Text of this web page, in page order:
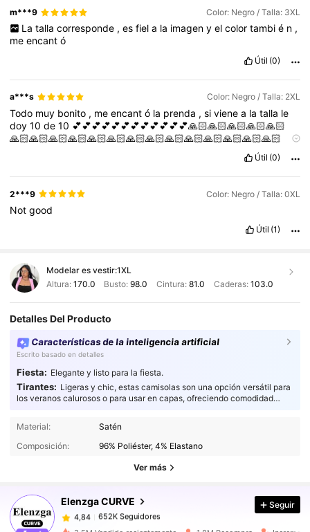
m***9 Color: Negro / Talla: 3XL
La talla corresponde , es fiel a la imagen y el color tambi é n ,
meencantó
Útil (0)
a***s Color: Negro / Talla: 2XL
Todo muy bonito , meencantó la prenda ,sivienea latalla le
doy10de10 💕💕💕💕💕💕💕💕💕💕💕💕🙏🏻🙏🏻🙏🏻🙏🏻🙏🏻
🙏🏻🙏🏻🙏🏻🙏🏻🙏🏻🙏🏻🙏🏻🙏🏻🙏🏻🙏🏻🙏🏻🙏🏻🙏🏻🙏🏻
Útil (0)
2***9 Color: Negro / Talla: 0XL
Notgood
Útil (1)
Modelar es vestir:1XL
Altura: 170.0 Busto:98.0 Cintura: 81.0 Caderas: 103.0
Detalles Del Producto
Características de la inteligencia artificial
Escrito basado en detalles
Fiesta: Elegante y listo para la fiesta.
Tirantes: Ligeras y chic, estas camisolas son una opción versátil para
los veranos calurosos o para usar en capas, ofreciendo comodidad
Material:
Satén
Composición:
96% Poliéster, 4% Elastano
Ver más
Elenzga CURVE
652K Seguidores
652K Seguidores
652K Seguidores
4,84
652K Seguidores
c***1seguidoHace 2 horas
652K Seguidores
Seguir